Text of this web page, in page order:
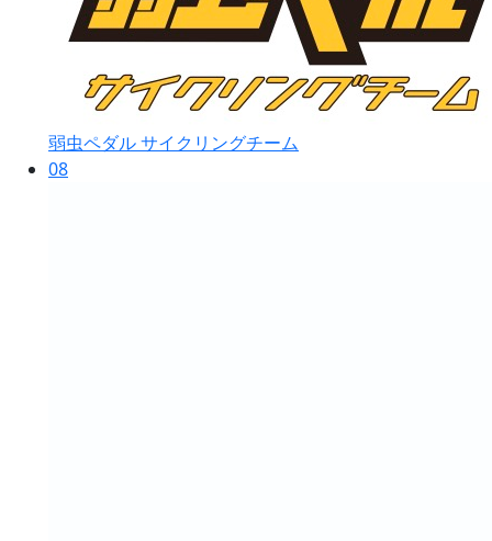
弱虫ペダル サイクリングチーム
08